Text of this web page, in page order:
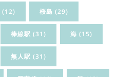
(12) 桜島 (29)
棒線駅 (31) 海 (15)
無人駅 (31)